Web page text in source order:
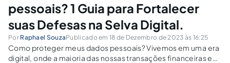
pessoais? 1 Guia para Fortalecer
suas Defesas na Selva Digital.
Por Raphael SouzaPublicado em 18 de Dezembro de 2023 às 16:25
Como proteger meus dados pessoais? Vivemos em uma era
digital, onde a maioria das nossas transações financeiras e